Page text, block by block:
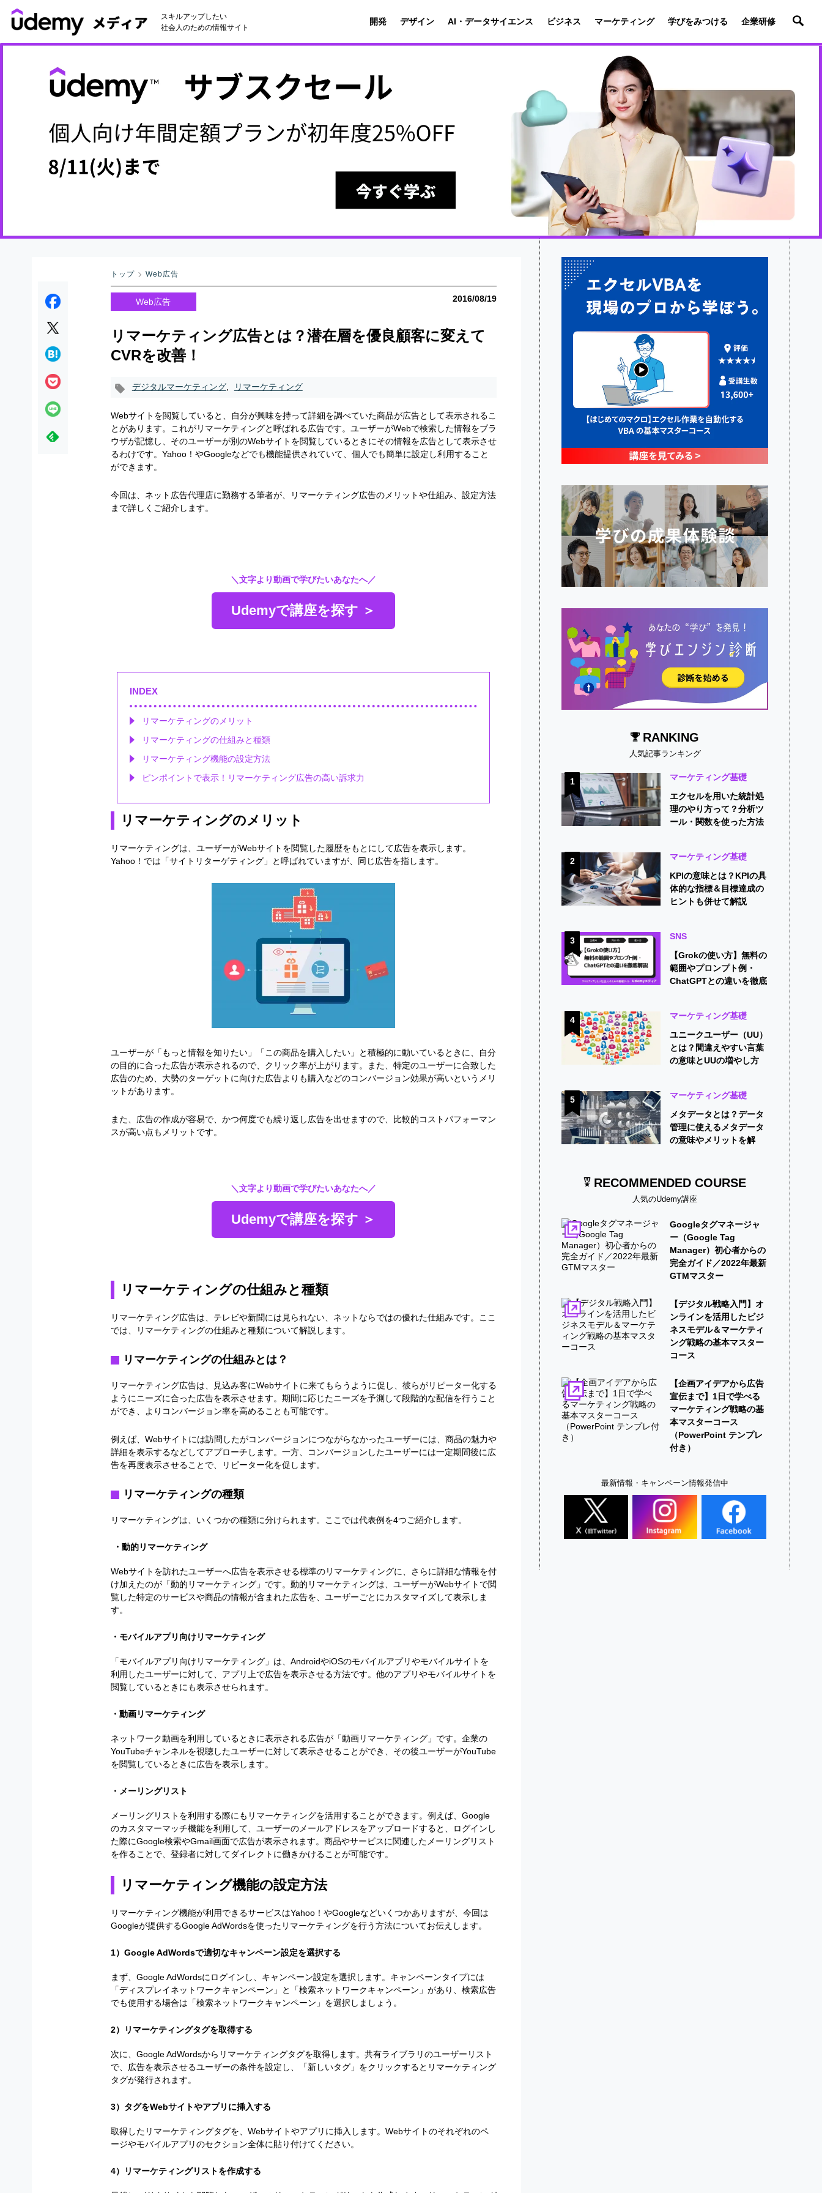
スキルアップしたい
社会人のための情報サイト
開発 デザイン AI・データサイエンス ビジネス マーケティング 学びをみつける 企業研修
トップ Web広告
Web広告 2016/08/19
リマーケティング広告とは？潜在層を優良顧客に変えて
CVRを改善！
デジタルマーケティング, リマーケティング
Webサイトを閲覧していると、自分が興味を持って詳細を調べていた商品が広告として表示されるこ
とがあります。これがリマーケティングと呼ばれる広告です。ユーザーがWebで検索した情報をブラ
ウザが記憶し、そのユーザーが別のWebサイトを閲覧しているときにその情報を広告として表示させ
るわけです。Yahoo！やGoogleなどでも機能提供されていて、個人でも簡単に設定し利用すること
ができます。
今回は、ネット広告代理店に勤務する筆者が、リマーケティング広告のメリットや仕組み、設定方法
まで詳しくご紹介します。
＼文字より動画で学びたいあなたへ／
Udemyで講座を探す ＞
INDEX
リマーケティングのメリット
リマーケティングの仕組みと種類
リマーケティング機能の設定方法
ピンポイントで表示！リマーケティング広告の高い訴求力
リマーケティングのメリット
リマーケティングは、ユーザーがWebサイトを閲覧した履歴をもとにして広告を表示します。
Yahoo！では「サイトリターゲティング」と呼ばれていますが、同じ広告を指します。
ユーザーが「もっと情報を知りたい」「この商品を購入したい」と積極的に動いているときに、自分
の目的に合った広告が表示されるので、クリック率が上がります。また、特定のユーザーに合致した
広告のため、大勢のターゲットに向けた広告よりも購入などのコンバージョン効果が高いというメリ
ットがあります。
また、広告の作成が容易で、かつ何度でも繰り返し広告を出せますので、比較的コストパフォーマン
スが高い点もメリットです。
＼文字より動画で学びたいあなたへ／
Udemyで講座を探す ＞
リマーケティングの仕組みと種類
リマーケティング広告は、テレビや新聞には見られない、ネットならではの優れた仕組みです。ここ
では、リマーケティングの仕組みと種類について解説します。
リマーケティングの仕組みとは？
リマーケティング広告は、見込み客にWebサイトに来てもらうように促し、彼らがリピーター化する
ようにニーズに合った広告を表示させます。期間に応じたニーズを予測して段階的な配信を行うこと
ができ、よりコンバージョン率を高めることも可能です。
例えば、Webサイトには訪問したがコンバージョンにつながらなかったユーザーには、商品の魅力や
詳細を表示するなどしてアプローチします。一方、コンバージョンしたユーザーには一定期間後に広
告を再度表示させることで、リピーター化を促します。
リマーケティングの種類
リマーケティングは、いくつかの種類に分けられます。ここでは代表例を4つご紹介します。
・動的リマーケティング
Webサイトを訪れたユーザーへ広告を表示させる標準のリマーケティングに、さらに詳細な情報を付
け加えたのが「動的リマーケティング」です。動的リマーケティングは、ユーザーがWebサイトで閲
覧した特定のサービスや商品の情報が含まれた広告を、ユーザーごとにカスタマイズして表示しま
す。
・モバイルアプリ向けリマーケティング
「モバイルアプリ向けリマーケティング」は、AndroidやiOSのモバイルアプリやモバイルサイトを
利用したユーザーに対して、アプリ上で広告を表示させる方法です。他のアプリやモバイルサイトを
閲覧しているときにも表示させられます。
・動画リマーケティング
ネットワーク動画を利用しているときに表示される広告が「動画リマーケティング」です。企業の
YouTubeチャンネルを視聴したユーザーに対して表示させることができ、その後ユーザーがYouTube
を閲覧しているときに広告を表示します。
・メーリングリスト
メーリングリストを利用する際にもリマーケティングを活用することができます。例えば、Google
のカスタマーマッチ機能を利用して、ユーザーのメールアドレスをアップロードすると、ログインし
た際にGoogle検索やGmail画面で広告が表示されます。商品やサービスに関連したメーリングリスト
を作ることで、登録者に対してダイレクトに働きかけることが可能です。
リマーケティング機能の設定方法
リマーケティング機能が利用できるサービスはYahoo！やGoogleなどいくつかありますが、今回は
Googleが提供するGoogle AdWordsを使ったリマーケティングを行う方法についてお伝えします。
1）Google AdWordsで適切なキャンペーン設定を選択する
まず、Google AdWordsにログインし、キャンペーン設定を選択します。キャンペーンタイプには
「ディスプレイネットワークキャンペーン」と「検索ネットワークキャンペーン」があり、検索広告
でも使用する場合は「検索ネットワークキャンペーン」を選択しましょう。
2）リマーケティングタグを取得する
次に、Google AdWordsからリマーケティングタグを取得します。共有ライブラリのユーザーリスト
で、広告を表示させるユーザーの条件を設定し、「新しいタグ」をクリックするとリマーケティング
タグが発行されます。
3）タグをWebサイトやアプリに挿入する
取得したリマーケティングタグを、Webサイトやアプリに挿入します。Webサイトのそれぞれのペ
ージやモバイルアプリのセクション全体に貼り付けてください。
4）リマーケティングリストを作成する
RANKING
人気記事ランキング
1
マーケティング基礎
エクセルを用いた統計処
理のやり方って？分析ツ
ール・関数を使った方法
2
マーケティング基礎
KPIの意味とは？KPIの具
体的な指標＆目標達成の
ヒントも併せて解説
3
SNS
【Grokの使い方】無料の
範囲やプロンプト例・
ChatGPTとの違いを徹底
4
マーケティング基礎
ユニークユーザー（UU）
とは？間違えやすい言葉
の意味とUUの増やし方
5
マーケティング基礎
メタデータとは？データ
管理に使えるメタデータ
の意味やメリットを解
RECOMMENDED COURSE
人気のUdemy講座
Googleタグマネージャ
ー（Google Tag
Manager）初心者からの
完全ガイド／2022年最新
GTMマスター
【デジタル戦略入門】オ
ンラインを活用したビジ
ネスモデル＆マーケティ
ング戦略の基本マスター
コース
【企画アイデアから広告
宣伝まで】1日で学べる
マーケティング戦略の基
本マスターコース
（PowerPoint テンプレ
付き）
最新情報・キャンペーン情報発信中